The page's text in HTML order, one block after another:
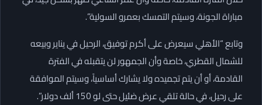
مباراة الجونة، وسيتم التمسك بعمرو السولية”.
وتابع “الأهلي سيعرض على أكرم توفيق، الرحيل في يناير وبيعه
للشمال القطري، خاصة وأن الجمهور لن يتقبله في الفترة
القادمة، أو أن يتم تجميده ولا يشارك أساسياً، وسيتم الموافقة
على رحيل، في حالة تلقي عرض ضئيل حتى لو 150 ألف دولار”.